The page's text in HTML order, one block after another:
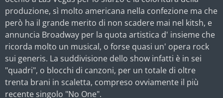
produzione, sì molto americana nella confezione ma che
però ha il grande merito di non scadere mai nel kitsh, e
annuncia Broadway per la quota artistica d' insieme che
ricorda molto un musical, o forse quasi un' opera rock
sui generis. La suddivisione dello show infatti è in sei
"quadri", o blocchi di canzoni, per un totale di oltre
trenta brani in scaletta, compreso ovviamente il più
recente singolo "No One".